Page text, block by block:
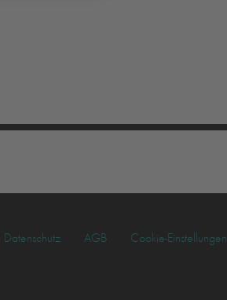
Datenschutz AGB Cookie-Einstellungen